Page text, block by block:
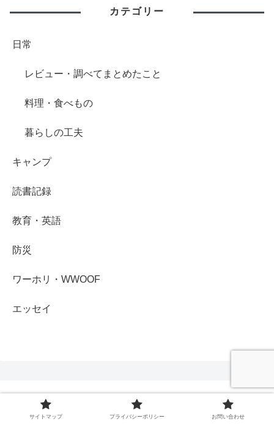
カテゴリー
日常
レビュー・調べてまとめたこと
料理・食べもの
暮らしの工夫
キャンプ
読書記録
教育・英語
防災
ワーホリ・WWOOF
エッセイ
ゆきのこ広場
サイトマップ プライバシーポリシー お問い合わせ